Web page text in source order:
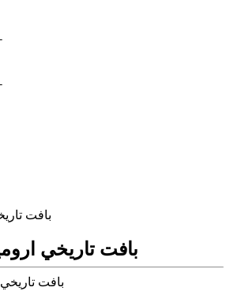
بافت
بافت تاريخي